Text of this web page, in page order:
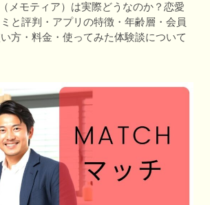
メモティア）は実際どうなのか？恋愛
と評判・アプリの特徴・年齢層・会員
方・料金・使ってみた体験談について